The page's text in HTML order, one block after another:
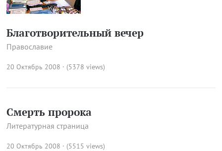
Благотворительный вечер
Православие
20 Октябрь 2008 · (5378 views)
Смерть пророка
Литературная страница
20 Октябрь 2008 · (5515 views)